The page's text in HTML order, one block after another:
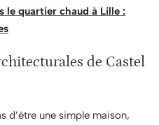
le quartier chaud à Lille :
de Castel
d’être une simple maison,